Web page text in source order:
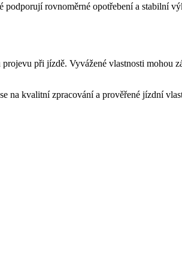
rovnoměrné opotřebení a stabilní
při jízdě. Vyvážené vlastnosti mohou
na kvalitní zpracování a prověřené jízdní